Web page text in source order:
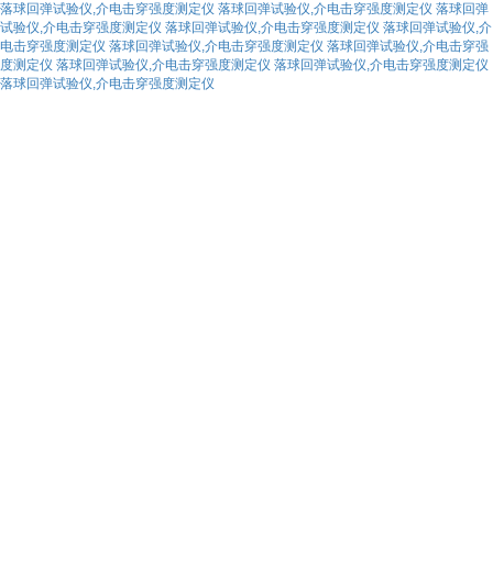
落球回弹试验仪,介电击穿强度测定仪 落球回弹试验仪,介电击穿强度测定仪 落球回弹
试验仪,介电击穿强度测定仪 落球回弹试验仪,介电击穿强度测定仪 落球回弹试验仪,介
电击穿强度测定仪 落球回弹试验仪,介电击穿强度测定仪 落球回弹试验仪,介电击穿强
度测定仪 落球回弹试验仪,介电击穿强度测定仪 落球回弹试验仪,介电击穿强度测定仪
落球回弹试验仪,介电击穿强度测定仪